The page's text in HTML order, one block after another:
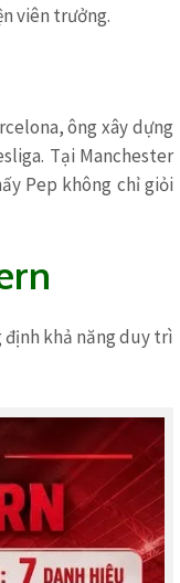
viên trưởng.
ông xây dựng
Tại Manchester
Pep không chỉ giỏi
định khả năng duy trì